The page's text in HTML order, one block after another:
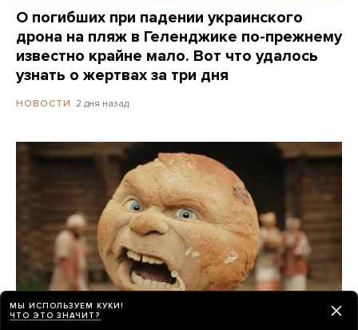
О погибших при падении украинского
дрона на пляж в Геленджике по-прежнему
известно крайне мало. Вот что удалось
узнать о жертвах за три дня
НОВОСТИ 2 дня назад
МЫ ИСПОЛЬЗУЕМ КУКИ!
ЧТО ЭТО ЗНАЧИТ?